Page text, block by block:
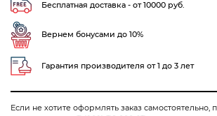
Бесплатная доставка - от 10000 руб.
Вернем бонусами до 10%
Гарантия производителя от 1 до 3 лет
Если не хотите оформлять заказ самостоятельно,